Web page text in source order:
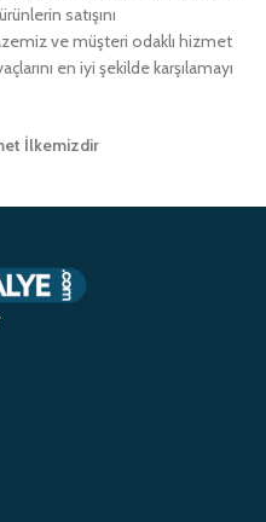
satışını
ve müşteri odaklı hizmet
en iyi şekilde karşılamayı
İlkemizdir
ihtiyaçlarına hızlı ve
konumda yer almayı